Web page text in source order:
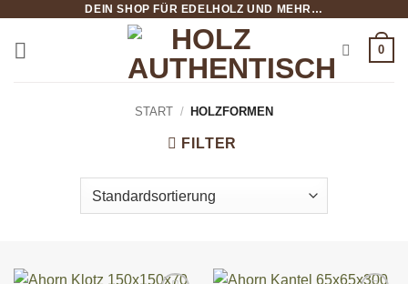
springen
DEIN SHOP FÜR EDELHOLZ UND MEHR…
0
START / HOLZFORMEN
FILTER